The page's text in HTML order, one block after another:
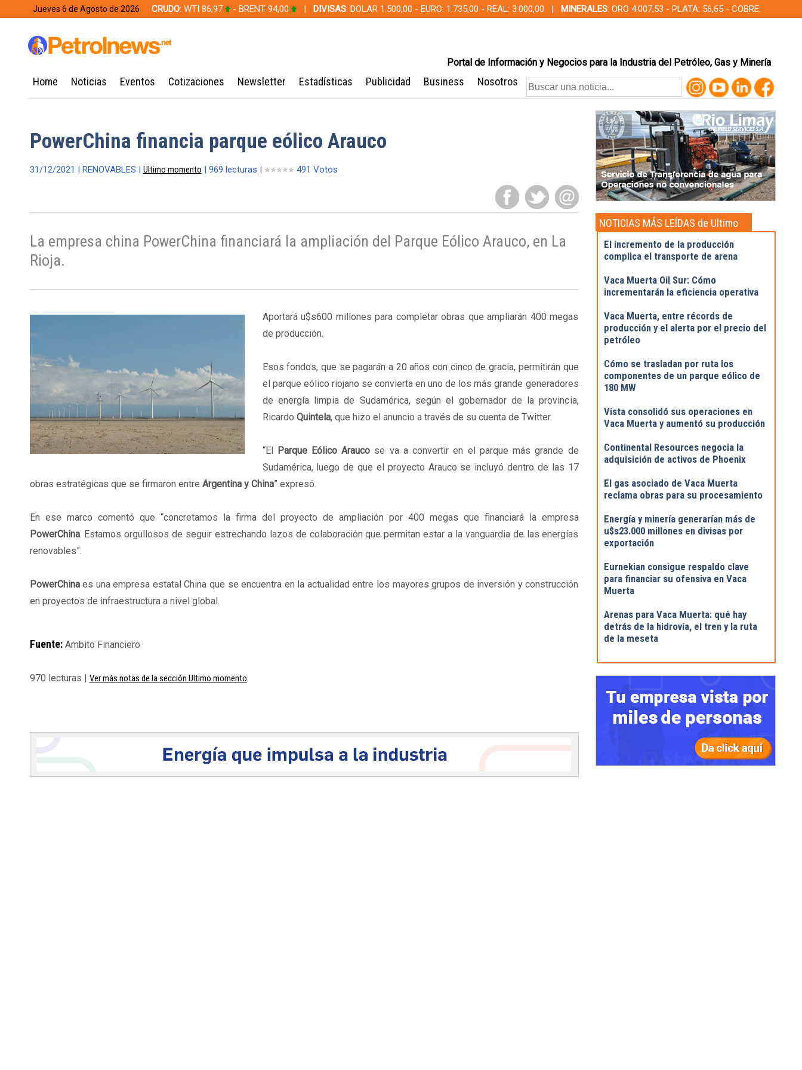
Jueves 6 de Agosto de 2026 CRUDO: WTI 86,97 - BRENT 94,00 | DIVISAS: DOLAR 1.500,00 - EURO: 1.735,00 - REAL: 3.000,00 | MINERALES: ORO 4.007,53 - PLATA: 56,65 - COBRE:
Portal de Información y Negocios para la Industria del Petróleo, Gas y Minería
Home Noticias Eventos Cotizaciones Newsletter Estadísticas Publicidad Business Nosotros
PowerChina financia parque eólico Arauco
31/12/2021 | RENOVABLES | Ultimo momento | 969 lecturas | 491 Votos
La empresa china PowerChina financiará la ampliación del Parque Eólico Arauco, en La
Rioja.
Aportará u$s600 millones para completar obras que ampliarán 400 megas
de producción.
Esos fondos, que se pagarán a 20 años con cinco de gracia, permitirán que
el parque eólico riojano se convierta en uno de los más grande generadores
de energía limpia de Sudamérica, según el gobernador de la provincia,
Ricardo Quintela, que hizo el anuncio a través de su cuenta de Twitter.
“El Parque Eólico Arauco se va a convertir en el parque más grande de
Sudamérica, luego de que el proyecto Arauco se incluyó dentro de las 17
obras estratégicas que se firmaron entre Argentina y China” expresó.
En ese marco comentó que “concretamos la firma del proyecto de ampliación por 400 megas que financiará la empresa
PowerChina. Estamos orgullosos de seguir estrechando lazos de colaboración que permitan estar a la vanguardia de las energías
renovables”.
PowerChinaes una empresa estatal China que se encuentra en la actualidad entre los mayores grupos de inversión y construcción
en proyectos de infraestructura a nivel global.
Fuente:Ambito Financiero
970 lecturas | Ver más notas de la sección Ultimo momento
NOTICIAS MÁS LEÍDAS de Ultimo
momento
El incremento de la producción
complica el transporte de arena
Vaca Muerta Oil Sur: Cómo
incrementarán la eficiencia operativa
Vaca Muerta, entre récords de
producción y el alerta por el precio del
petróleo
Cómo se trasladan por ruta los
componentes de un parque eólico de
180 MW
Vista consolidó sus operaciones en
Vaca Muerta y aumentó su producción
Continental Resources negocia la
adquisición de activos de Phoenix
El gas asociado de Vaca Muerta
reclama obras para su procesamiento
Energía y minería generarían más de
u$s23.000 millones en divisas por
exportación
Eurnekian consigue respaldo clave
para financiar su ofensiva en Vaca
Muerta
Arenas para Vaca Muerta: qué hay
detrás de la hidrovía, el tren y la ruta
de la meseta